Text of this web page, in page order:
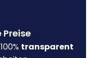
transparent